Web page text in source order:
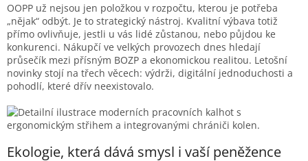
OOPP už nejsou jen položkou v rozpočtu, kterou je potřeba
„nějak“ odbýt. Je to strategický nástroj. Kvalitní výbava totiž
přímo ovlivňuje, jestli u vás lidé zůstanou, nebo půjdou ke
konkurenci. Nákupčí ve velkých provozech dnes hledají
průsečík mezi přísným BOZP a ekonomickou realitou. Letošní
novinky stojí na třech věcech: výdrži, digitální jednoduchosti a
pohodlí, které dřív neexistovalo.
Ekologie, která dává smysl i vaší peněžence